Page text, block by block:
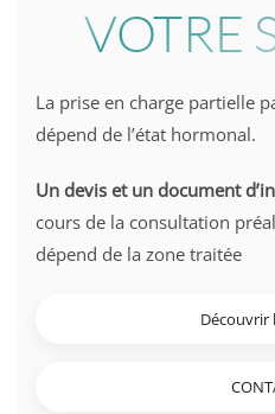
VOTRE
La prise en charge partielle
dépend de l’état hormonal.
Un devis et un document
cours de la consultation
dépend de la zone traitée
Découvrir